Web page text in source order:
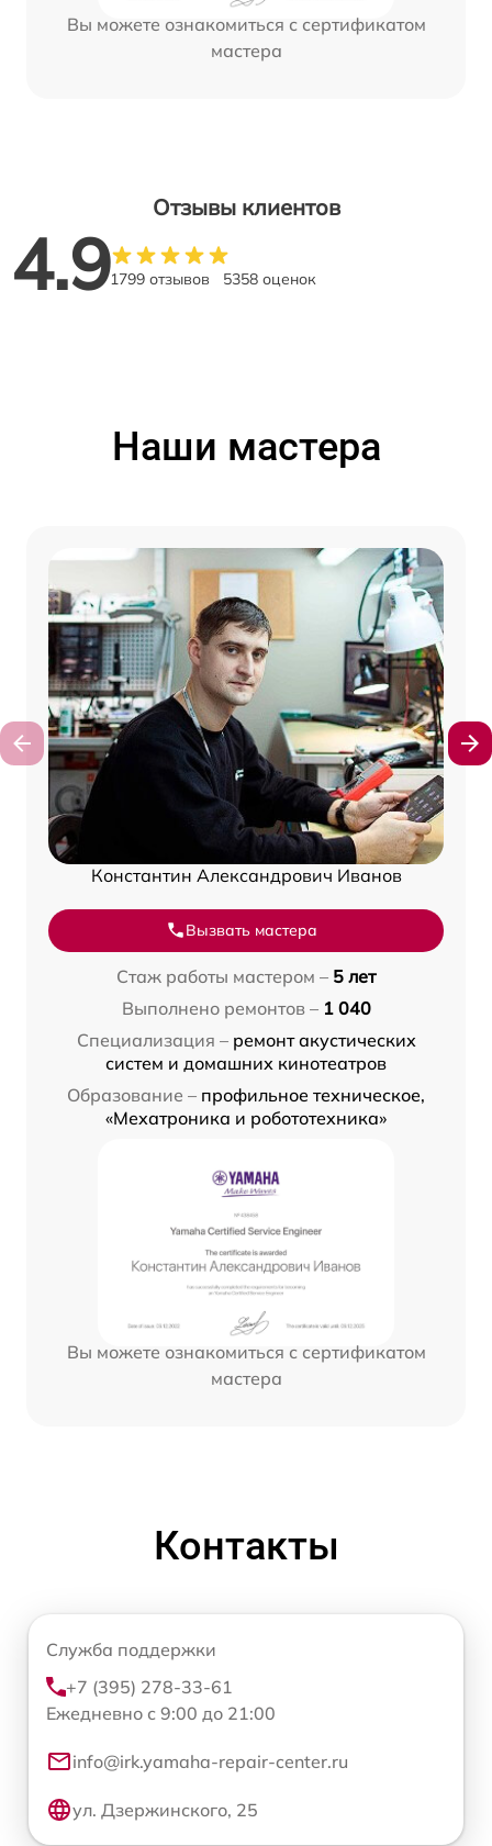
Вы можете ознакомиться с сертификатом
мастера
Отзывы клиентов
4.91799 отзывов 5358 оценок
Наши мастера
Константин Александрович Иванов
Вызвать мастера
Стаж работы мастером – 5 лет
Выполнено ремонтов – 1 040
Специализация – ремонт акустических
систем и домашних кинотеатров
Образование – профильное техническое,
«Мехатроника и робототехника»
Вы можете ознакомиться с сертификатом
мастера
Контакты
Служба поддержки
+7 (395) 278-33-61
Ежедневно с 9:00 до 21:00
info@irk.yamaha-repair-center.ru
ул. Дзержинского, 25